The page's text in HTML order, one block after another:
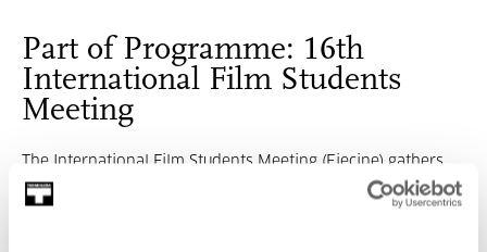
Part of Programme: 16th
International Film Students
Meeting
The International Film Students Meeting (Eiecine) gathers
students from film schools all over the world to attend